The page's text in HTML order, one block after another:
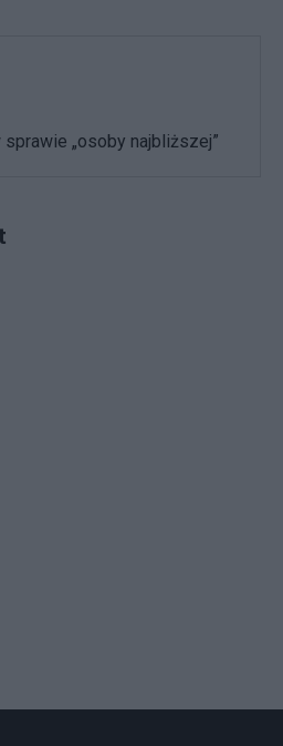
„osoby najbliższej”